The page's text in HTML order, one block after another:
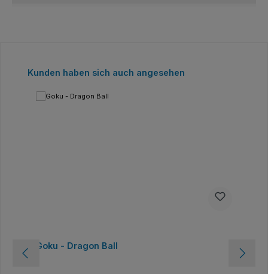
Produktgalerie überspringen
Kunden haben sich auch angesehen
Goku - Dragon Ball